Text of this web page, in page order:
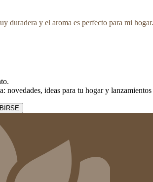
duradera y el aroma es perfecto para mi
.
novedades, ideas para tu hogar y